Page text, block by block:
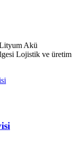
Akü
Lojistik ve üretim